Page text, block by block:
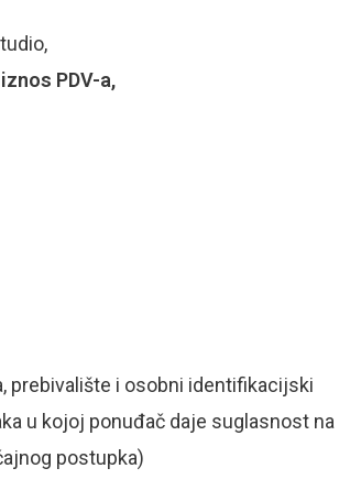
PDV-a,
prebivalište i osobni identifikacijski
u kojoj ponuđač daje suglasnost na
postupka)